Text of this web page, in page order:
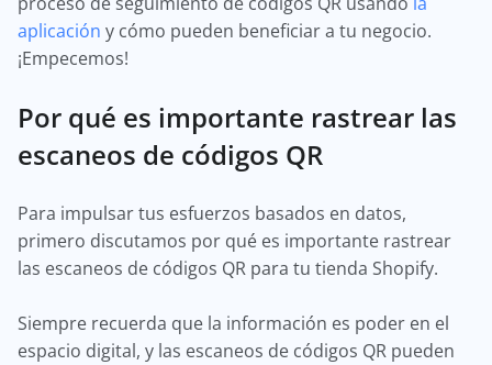
aplicación y cómo pueden beneficiar a tu negocio.
¡Empecemos!
Por qué es importante rastrear las
escaneos de códigos QR
Para impulsar tus esfuerzos basados en datos,
primero discutamos por qué es importante rastrear
las escaneos de códigos QR para tu tienda Shopify.
Siempre recuerda que la información es poder en el
espacio digital, y las escaneos de códigos QR pueden